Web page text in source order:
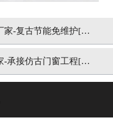
家-复古节能免维护[冠
-承接仿古门窗工程[冠